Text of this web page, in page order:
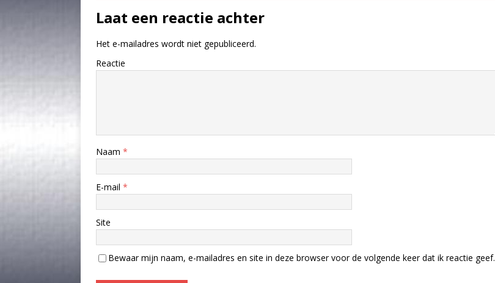
Laat een reactie achter
Het e-mailadres wordt niet gepubliceerd.
Reactie
Naam *
E-mail *
Site
Bewaar mijn naam, e-mailadres en site in deze browser voor de volgende keer dat ik reactie geef.